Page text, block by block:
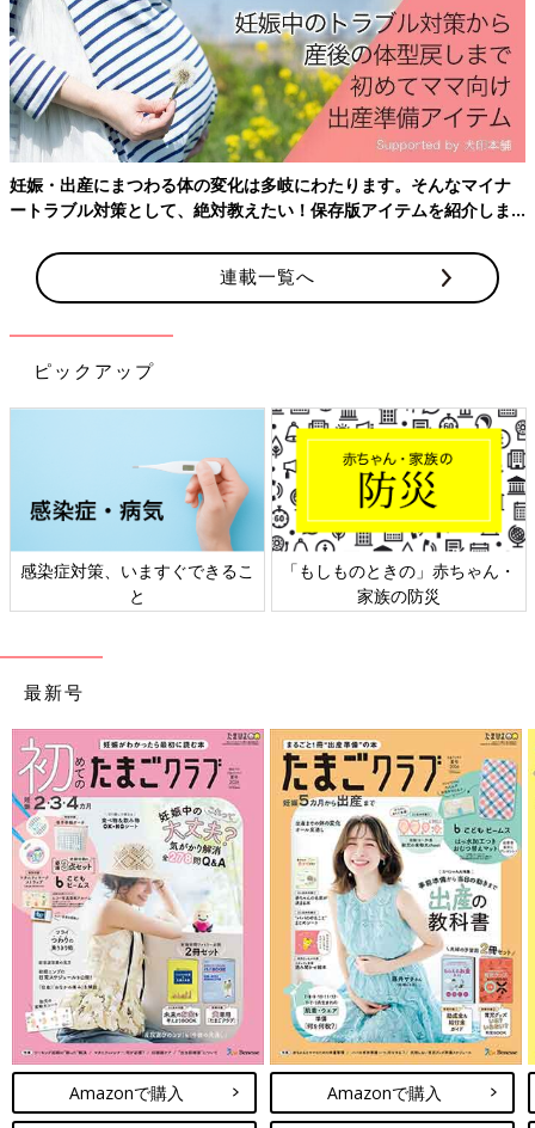
出典：Instagramアカウント「home_qui3」
し入れすることができそうですね。
セリア「子どもが自分で片付けられる」
超優秀！おもちゃ収納に使えるアイテム
4選
子どもがいるとおもちゃがどんどん増えていき
ますが、おもちゃをすっきりかつ使いやすく収
納するのは難しいですよね。そこで今回は、お
もちゃ収納に使えるセリアの超優秀アイテムを
ご紹介します♪ おもちゃ収納に悩んでいる人
は、ぜひ参考にしてみてくださいね。
今回はインスタグラムの投稿より、レゴの収納アイデアをご紹介
しました。収納アイテムもたくさんの種類があり、色ごとや形ご
と、いろいろな収納方法がありますね。
(文：まり)
●記事内容でご紹介している投稿、リンク先は、削除される場合
があります。あらかじめご了承ください。
●記事の内容は記載当時の情報であり、現在と異なる場合があり
ます。
妊娠・出産にまつわる体の変化は多岐にわたります。そんなマイナ
ートラブル対策として、絶対教えたい！保存版アイテムを紹介しま
連載一覧へ
ピックアップ
感染症対策、いますぐできるこ
と
「もしものときの」赤ちゃん・
家族の防災
最新号
Amazonで購入 Amazonで購入